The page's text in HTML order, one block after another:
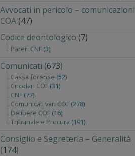
Avvocati in pericolo – comunicazioni
COA(47)
Codice deontologico (7)
Pareri CNF (3)
Comunicati (673)
Cassa forense (52)
Circolari COF (31)
CNF (77)
Comunicati vari COF (278)
Delibere COF (16)
Tribunale e Procura (191)
Consiglio e Segreteria – Generalità
(174)